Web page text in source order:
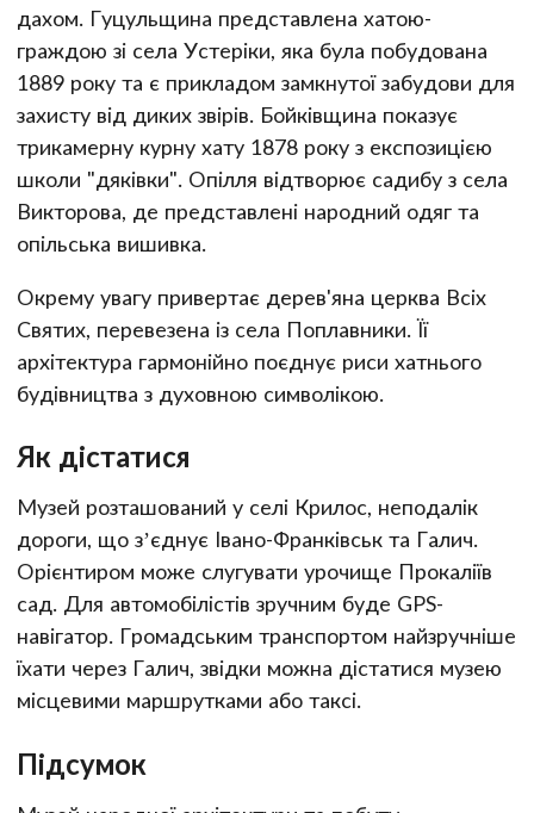
дахом. Гуцульщина представлена хатою-
граждою зі села Устеріки, яка була побудована
1889 року та є прикладом замкнутої забудови для
захисту від диких звірів. Бойківщина показує
трикамерну курну хату 1878 року з експозицією
школи "дяківки". Опілля відтворює садибу з села
Викторова, де представлені народний одяг та
опільська вишивка.
Окрему увагу привертає дерев'яна церква Всіх
Святих, перевезена із села Поплавники. Її
архітектура гармонійно поєднує риси хатнього
будівництва з духовною символікою.
Як дістатися
Музей розташований у селі Крилос, неподалік
дороги, що з’єднує Івано-Франківськ та Галич.
Орієнтиром може слугувати урочище Прокаліїв
сад. Для автомобілістів зручним буде GPS-
навігатор. Громадським транспортом найзручніше
їхати через Галич, звідки можна дістатися музею
місцевими маршрутками або таксі.
Підсумок